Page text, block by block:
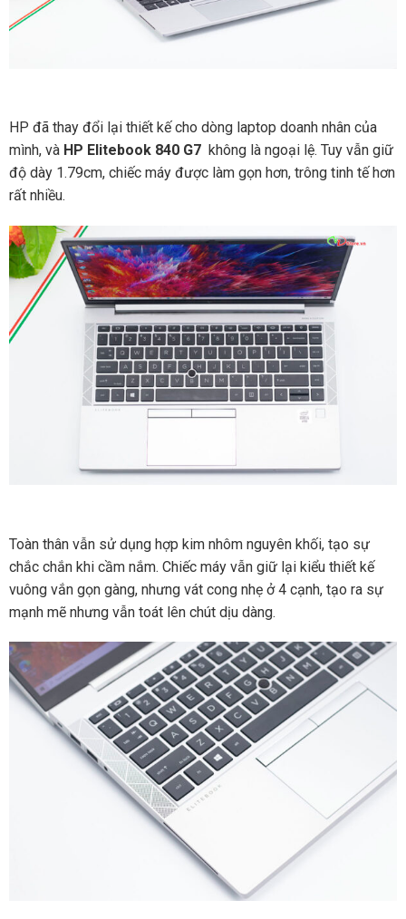
HP đã thay đổi lại thiết kế cho dòng laptop doanh nhân của
mình, và HP Elitebook 840 G7 không là ngoại lệ. Tuy vẫn giữ
độ dày 1.79cm, chiếc máy được làm gọn hơn, trông tinh tế hơn
rất nhiều.
Toàn thân vẫn sử dụng hợp kim nhôm nguyên khối, tạo sự
chắc chắn khi cầm nắm. Chiếc máy vẫn giữ lại kiểu thiết kế
vuông vắn gọn gàng, nhưng vát cong nhẹ ở 4 cạnh, tạo ra sự
mạnh mẽ nhưng vẫn toát lên chút dịu dàng.